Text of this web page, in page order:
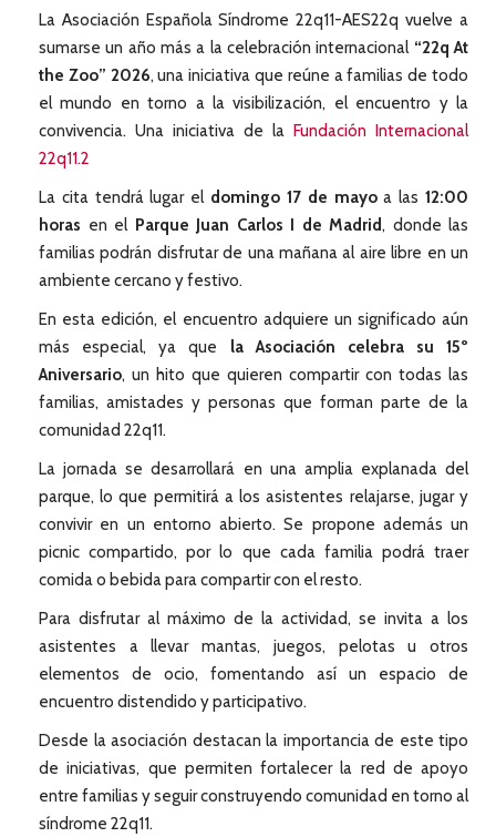
La Asociación Española Síndrome 22q11-AES22q vuelve a
sumarse un año más a la celebración internacional “22q At
the Zoo” 2026, una iniciativa que reúne a familias de todo
el mundo en torno a la visibilización, el encuentro y la
convivencia. Una iniciativa de la Fundación Internacional
22q11.2
La cita tendrá lugar el domingo 17 de mayoa las12:00
horas en el Parque Juan Carlos I de Madrid, donde las
familias podrán disfrutar de una mañana al aire libre en un
ambiente cercano y festivo.
En esta edición, el encuentro adquiere un significado aún
más especial, ya que la Asociación celebra su 15º
Aniversario, un hito que quieren compartir con todas las
familias, amistades y personas que forman parte de la
comunidad 22q11.
La jornada se desarrollará en una amplia explanada del
parque, lo que permitirá a los asistentes relajarse, jugar y
convivir en un entorno abierto. Se propone además un
picnic compartido, por lo que cada familia podrá traer
comida o bebida para compartir con el resto.
Para disfrutar al máximo de la actividad, se invita a los
asistentes a llevar mantas, juegos, pelotas u otros
elementos de ocio, fomentando así un espacio de
encuentro distendido y participativo.
Desde la asociación destacan la importancia de este tipo
de iniciativas, que permiten fortalecer la red de apoyo
entre familias y seguir construyendo comunidad en torno al
síndrome 22q11.